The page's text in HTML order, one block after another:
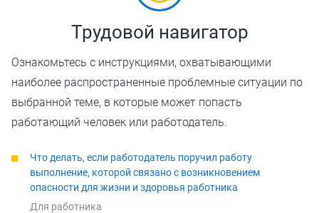
Трудовой навигатор
Ознакомьтесь с инструкциями, охватывающими
наиболее распространенные проблемные ситуации по
выбранной теме, в которые может попасть
работающий человек или работодатель.
Что делать, если работодатель поручил работу
выполнение, которой связано с возникновением
опасности для жизни и здоровья работника
Для работника